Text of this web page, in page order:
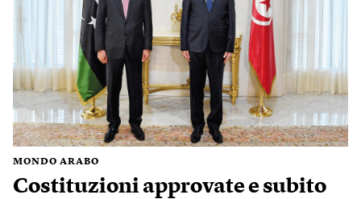
MONDO ARABO
Costituzioni approvate e subito